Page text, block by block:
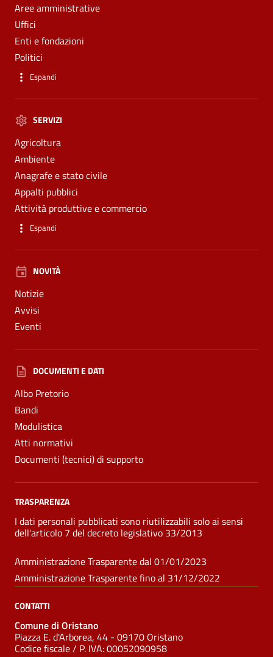
Aree amministrative
Uffici
Enti e fondazioni
Politici
Espandi
SERVIZI
Agricoltura
Ambiente
Anagrafe e stato civile
Appalti pubblici
Attività produttive e commercio
Espandi
NOVITÀ
Notizie
Avvisi
Eventi
DOCUMENTI E DATI
Albo Pretorio
Bandi
Modulistica
Atti normativi
Documenti (tecnici) di supporto
TRASPARENZA
I dati personali pubblicati sono riutilizzabili solo ai sensi
dell'articolo 7 del decreto legislativo 33/2013
Amministrazione Trasparente dal 01/01/2023
Amministrazione Trasparente fino al 31/12/2022
CONTATTI
Comune di Oristano
Piazza E. d'Arborea, 44 - 09170 Oristano
Codice fiscale / P. IVA:00052090958